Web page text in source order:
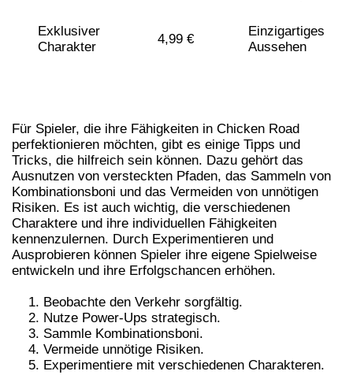
Exklusiver
Charakter
4,99 €
Einzigartiges
Aussehen
Für Spieler, die ihre Fähigkeiten in Chicken Road
perfektionieren möchten, gibt es einige Tipps und
Tricks, die hilfreich sein können. Dazu gehört das
Ausnutzen von versteckten Pfaden, das Sammeln von
Kombinationsboni und das Vermeiden von unnötigen
Risiken. Es ist auch wichtig, die verschiedenen
Charaktere und ihre individuellen Fähigkeiten
kennenzulernen. Durch Experimentieren und
Ausprobieren können Spieler ihre eigene Spielweise
entwickeln und ihre Erfolgschancen erhöhen.
Beobachte den Verkehr sorgfältig.
Nutze Power-Ups strategisch.
Sammle Kombinationsboni.
Vermeide unnötige Risiken.
Experimentiere mit verschiedenen Charakteren.